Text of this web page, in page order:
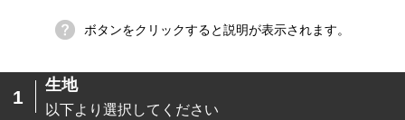
ボタンをクリックすると説明が表示されます。
1
生地
以下より選択してください